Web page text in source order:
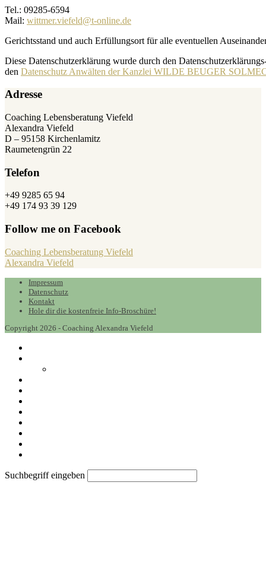
Tel.: 09285-6594
Mail: wittmer.viefeld@t-online.de
Gerichtsstand und auch Erfüllungsort für alle eventuellen
Diese Datenschutzerklärung wurde durch den
den Datenschutz Anwälten der Kanzlei WILDE BEUGER
Adresse
Coaching Lebensberatung Viefeld
Alexandra Viefeld
D – 95158 Kirchenlamitz
Raumetengrün 22
Telefon
+49 9285 65 94
+49 174 93 39 129
Follow me on Facebook
Coaching Lebensberatung Viefeld
Alexandra Viefeld
Impressum
Datenschutz
Kontakt
Hole dir die kostenfreie Info-Broschüre!
Copyright 2026 - Coaching Alexandra Viefeld
Suchbegriff eingeben